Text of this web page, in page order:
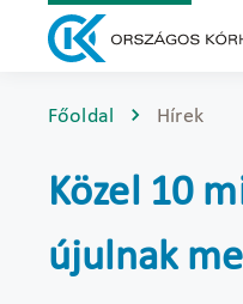
Főoldal Hírek
Közel 10
újulnak